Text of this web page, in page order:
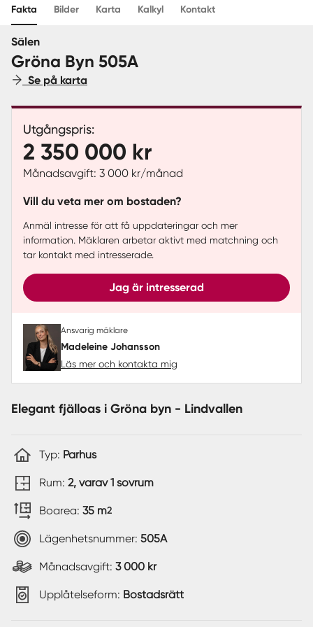
Sverige
Fakta Bilder Karta Kalkyl Kontakt
Sälen
Gröna Byn 505A
Se på karta
Utgångspris:
2 350 000 kr
Månadsavgift: 3 000 kr/månad
Vill du veta mer om bostaden?
Anmäl intresse för att få uppdateringar och mer
information. Mäklaren arbetar aktivt med matchning och
tar kontakt med intresserade.
Jag är intresserad
Ansvarig mäklare
Madeleine Johansson
Läs mer och kontakta mig
Elegant fjälloas i Gröna byn - Lindvallen
Typ: Parhus
Rum: 2, varav 1 sovrum
Boarea: 35 m2
Lägenhetsnummer: 505A
Månadsavgift: 3 000 kr
Upplåtelseform: Bostadsrätt